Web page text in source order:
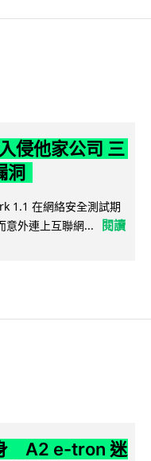
侵他家公司 三
洞
1.1 在網絡安全測試期
外連上互聯網...
閱讀
A2 e-tron 迷